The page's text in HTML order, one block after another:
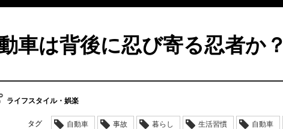
車は背後に忍び寄る忍者か？
ライフスタイル・娯楽
タグ 自動車 事故 暮らし 生活習慣 自動車